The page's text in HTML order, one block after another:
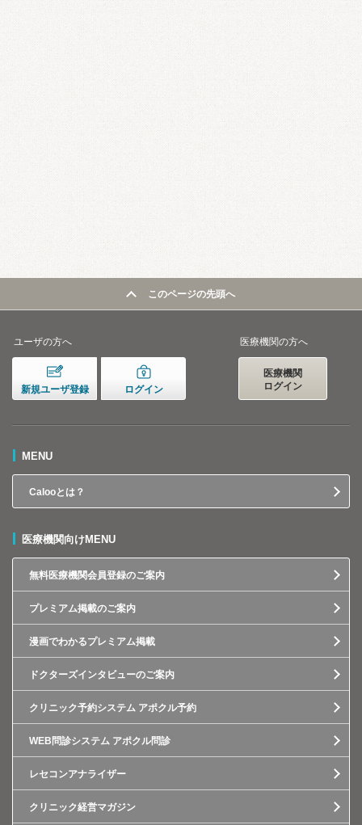
このページの先頭へ
ユーザの方へ
新規ユーザ登録 ログイン
医療機関の方へ
医療機関
ログイン
MENU
Calooとは？
医療機関向けMENU
無料医療機関会員登録のご案内
プレミアム掲載のご案内
漫画でわかるプレミアム掲載
ドクターズインタビューのご案内
クリニック予約システム アポクル予約
WEB問診システム アポクル問診
レセコンアナライザー
クリニック経営マガジン